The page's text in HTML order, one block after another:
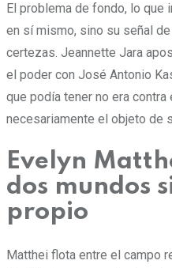
El problema de fondo, lo que
en sí mismo, sino su señal
certezas. Jeannette Jara
el poder con José Antonio
que podía tener no era contra
necesariamente el objeto de
Evelyn
dos mundos
propio
Matthei flota entre el campo